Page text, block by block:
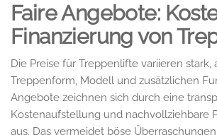
Faire Angebote:
Finanzierung von
Die Preise für Treppenlifte variieren stark,
Treppenform, Modell und zusätzlichen
Angebote zeichnen sich durch eine
Kostenaufstellung und nachvollziehbare
aus. Das vermeidet böse